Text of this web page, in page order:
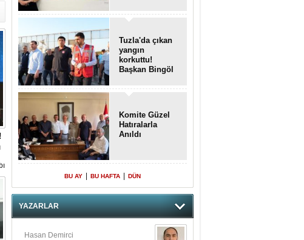
Sergisi’nde
Tuzla'da çıkan
yangın
korkuttu!
Başkan Bingöl
Komite Güzel
Hatıralarla
Anıldı
BU AY BU HAFTA DÜN
YAZARLAR
Hasan Demirci